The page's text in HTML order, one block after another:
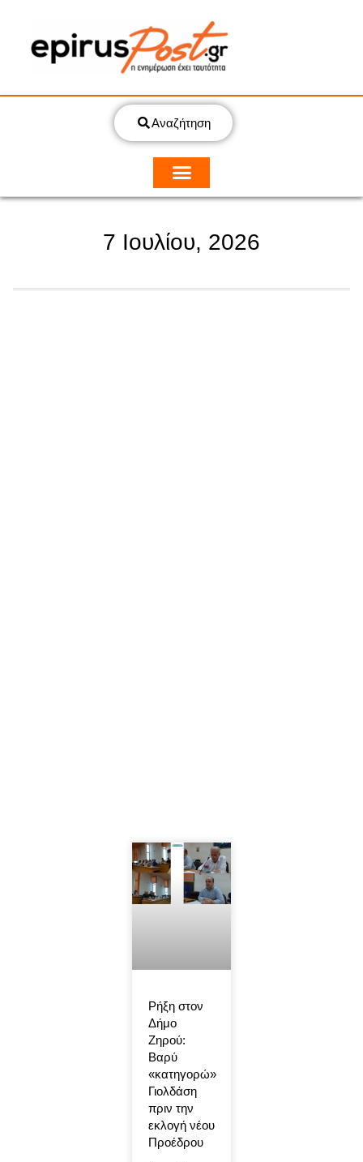
Αναζήτηση
7 Ιουλίου, 2026
Ρήξη στον
Δήμο
Ζηρού:
Βαρύ
«κατηγορώ»
Γιολδάση
πριν την
εκλογή νέου
Προέδρου